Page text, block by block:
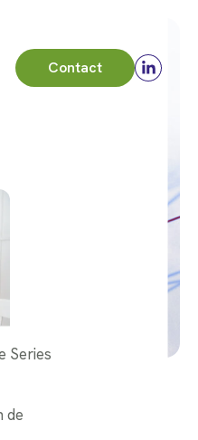
Contact
Series
de